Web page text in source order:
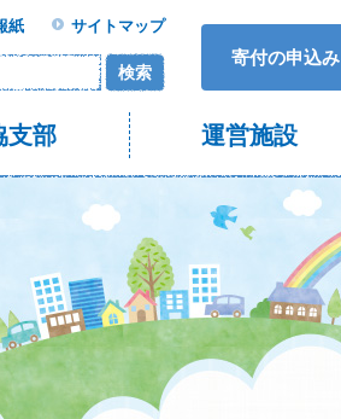
支部 運営施設
寄付の申込み
紙 サイトマップ
検索